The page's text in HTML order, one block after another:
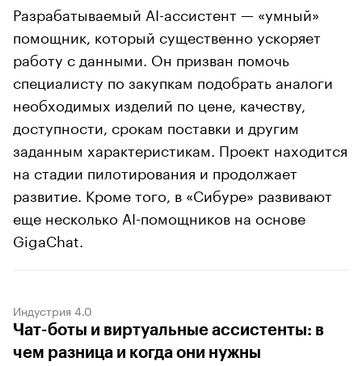
Разрабатываемый AI-ассистент — «умный»
помощник, который существенно ускоряет
работу с данными. Он призван помочь
специалисту по закупкам подобрать аналоги
необходимых изделий по цене, качеству,
доступности, срокам поставки и другим
заданным характеристикам. Проект находится
на стадии пилотирования и продолжает
развитие. Кроме того, в «Сибуре» развивают
еще несколько AI-помощников на основе
GigaChat.
Индустрия 4.0
Чат-боты и виртуальные ассистенты: в
чем разница и когда они нужны